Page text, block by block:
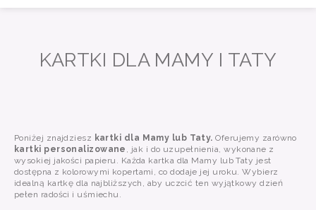
KARTKI DLA MAMY I TATY
Poniżej znajdziesz kartki dla Mamy lub Taty.Oferujemy zarówno
kartki personalizowane , jak i do uzupełnienia, wykonane z
wysokiej jakości papieru. Każda kartka dla Mamy lub Taty jest
dostępna z kolorowymi kopertami, co dodaje jej uroku. Wybierz
idealną kartkę dla najbliższych, aby uczcić ten wyjątkowy dzień
pełen radości i uśmiechu.